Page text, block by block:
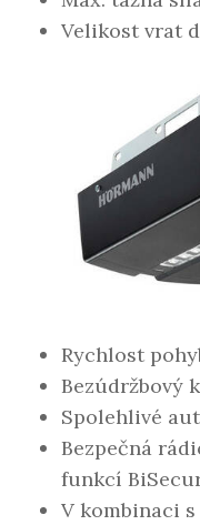
Velikost vrat
Rychlost
Bezúdržbový
Spolehlivé
Bezpečná
funkcí
V kombinaci